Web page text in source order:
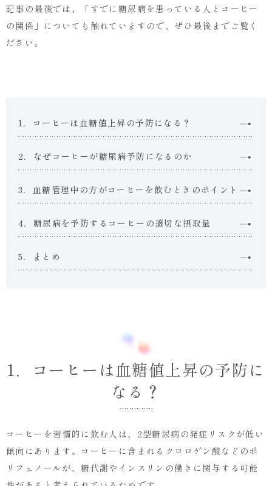
内
科・
泌
尿
科
い
め
リ
ニ
ク
記事の最後では、「すでに糖尿病を患っている人とコーヒー
の関係」についても触れていますので、ぜひ最後までご覧く
ださい。
1．コーヒーは血糖値上昇の予防になる？
2．なぜコーヒーが糖尿病予防になるのか
3．血糖管理中の方がコーヒーを飲むときのポイント
4．糖尿病を予防するコーヒーの適切な摂取量
5．まとめ
1．コーヒーは血糖値上昇の予防に
なる？
コーヒーを習慣的に飲む人は、2型糖尿病の発症リスクが低い
傾向にあります。コーヒーに含まれるクロロゲン酸などのポ
リフェノールが、糖代謝やインスリンの働きに関与する可能